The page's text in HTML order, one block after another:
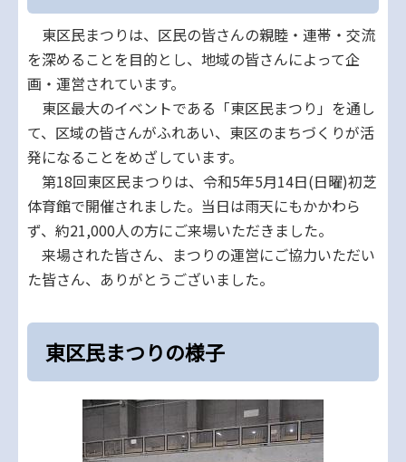
東区⺠まつりは、区⺠の皆さんの親睦‧連帯‧交流
を深めることを⽬的とし、地域の皆さんによって企
画‧運営されています。
東区最⼤のイベントである「東区⺠まつり」を通し
て、区域の皆さんがふれあい、東区のまちづくりが活
発になることをめざしています。
第18回東区民まつりは、令和5年5月14日(日曜)初芝
体育館で開催されました。当日は雨天にもかかわら
ず、約21,000人の方にご来場いただきました。
来場された皆さん、まつりの運営にご協力いただい
た皆さん、ありがとうございました。
東区民まつりの様子